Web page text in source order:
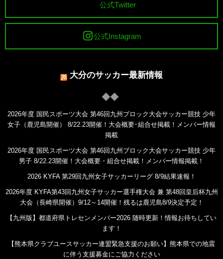
公式Twitter
公式Instagram
大分のサッカー最新情報
2026年度 国民スポーツ大会 第46回九州ブロック大会サッカー競技 少年
女子（鹿児島開催） 8/22.23開催！大会概要･組合せ掲載！メンバー情報
掲載
2026年度 国民スポーツ大会 第46回九州ブロック大会サッカー競技 少年
男子 8/22.23開催！大会概要・組合せ掲載！メンバー情報掲載！
2026 KYFA 第29回九州女子サッカーリーグ 8/9結果速報！
2026年度 KYFA第43回九州女子サッカー選手権大会 兼 第48回皇后杯九州
大会（長崎県開催）9/12～14開催！残るは鹿児島8/9決定予定！
【九州版】都道府県トレセンメンバー2026 随時更新！情報お待ちしてい
ます！
【熊本県クラブユースサッカー連盟緊急支援のお願い】熊本県での地震
に伴う支援募金にご協力ください